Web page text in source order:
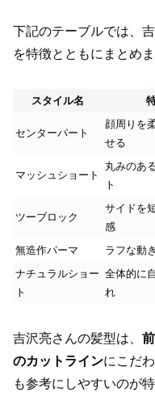
下記のテーブルでは、
を特徴とともにまとめま
スタイル名
センターパート
顔周りを
せる
マッシュショート
丸みのあ
ト
ツーブロック
サイドを
感
無造作パーマ
ラフな動
ナチュラルショー
ト
全体的に
れ
吉沢亮さんの髪型は、
のカットラインにこだ
も参考にしやすいのが特